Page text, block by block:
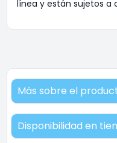
línea y están sujetos a
Más sobre el
Disponibilidad en